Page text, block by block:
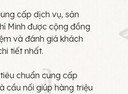
cấp dịch vụ, sản
Minh được cộng đồng
và đánh giá khách
tiết nhất.
chuẩn cung cấp
cầu nối giúp hàng triệu